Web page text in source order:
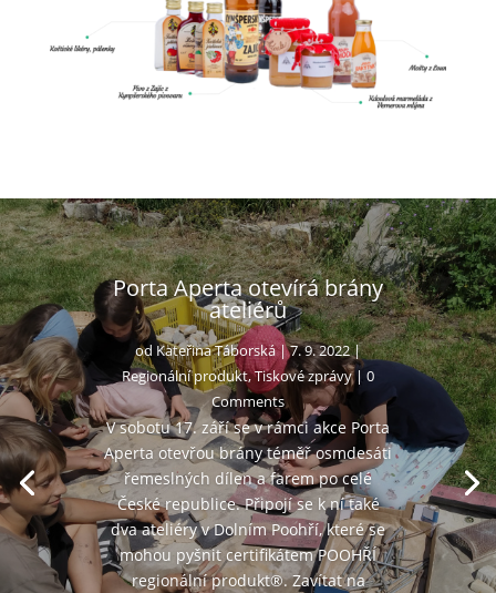
Porta Aperta otevírá brány
ateliérů
od Kateřina Táborská|7. 9. 2022|
Regionální produkt,Tiskové zprávy| 0
Comments
V sobotu 17. září se v rámci akce Porta
Aperta otevřou brány téměř osmdesáti
řemeslných dílen a farem po celé
České republice. Připojí se k ní také
dva ateliéry v Dolním Poohří, které se
mohou pyšnit certifikátem POOHŘÍ
regionální produkt®. Zavítat na